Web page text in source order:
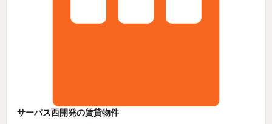
サーパス西開発の賃貸物件